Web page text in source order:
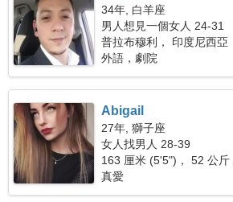
34年, 白羊座
男人想見一個女人 24-31
普拉布穆利， 印度尼西亞
外語，劇院
Abigail
27年, 獅子座
女人找男人 28-39
163 厘米 (5'5")， 52 公斤
真愛